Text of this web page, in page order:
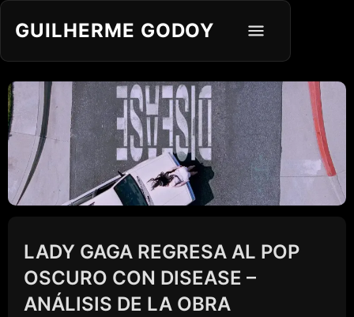
GUILHERME GODOY
LADY GAGA REGRESA AL POP
OSCURO CON DISEASE –
ANÁLISIS DE LA OBRA